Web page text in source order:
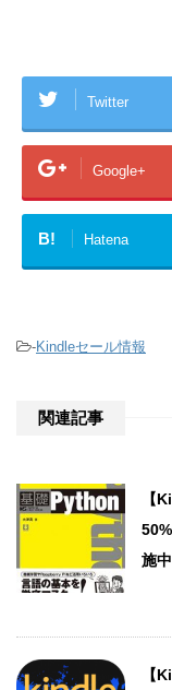
Twitter
Google+
B! Hatena
-Kindleセール情報
関連記事
【
施
【